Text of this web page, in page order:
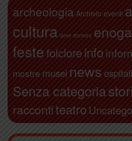
archeologia Archivio eventi
cultura dove dormire
festefolcloreinfo
mostre musei news
Senza categoria
raccontiteatro